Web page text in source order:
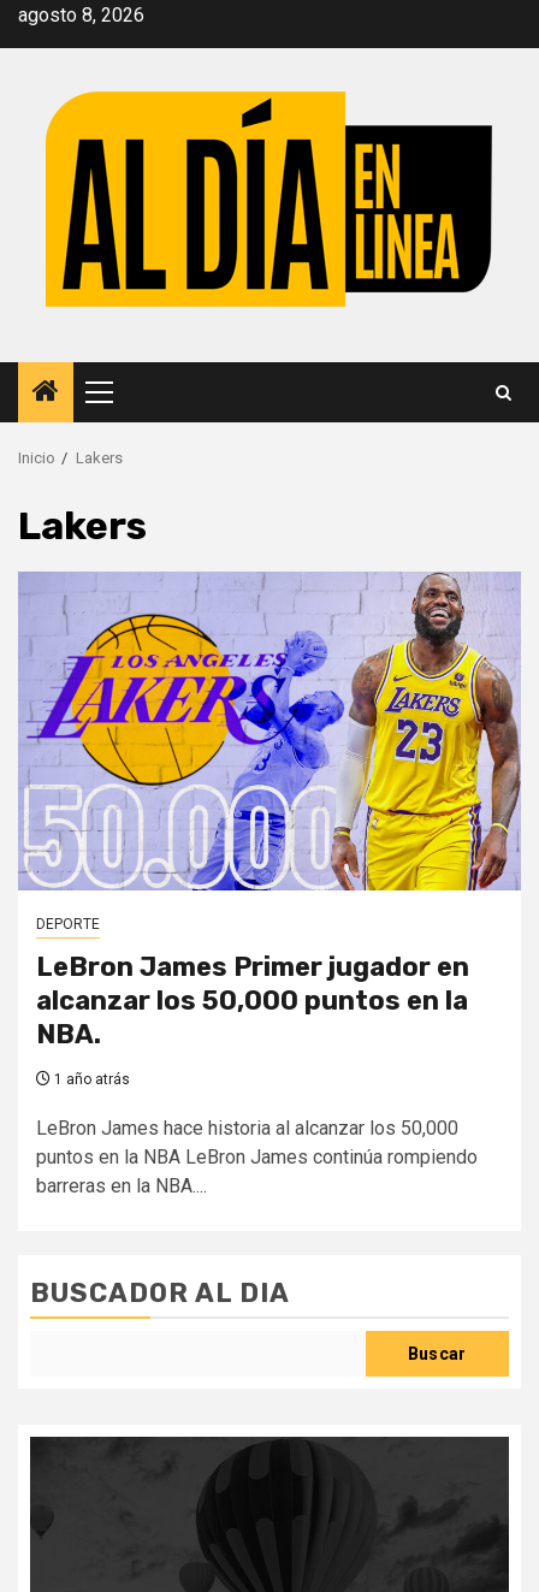
Saltar
agosto 8, 2026
Menú
principal
Inicio Lakers
Lakers
DEPORTE
LeBron James Primer jugador en
alcanzar los 50,000 puntos en la
NBA.
1 año atrás
LeBron James hace historia al alcanzar los 50,000
puntos en la NBA LeBron James continúa rompiendo
barreras en la NBA....
BUSCADOR AL DIA
Buscar